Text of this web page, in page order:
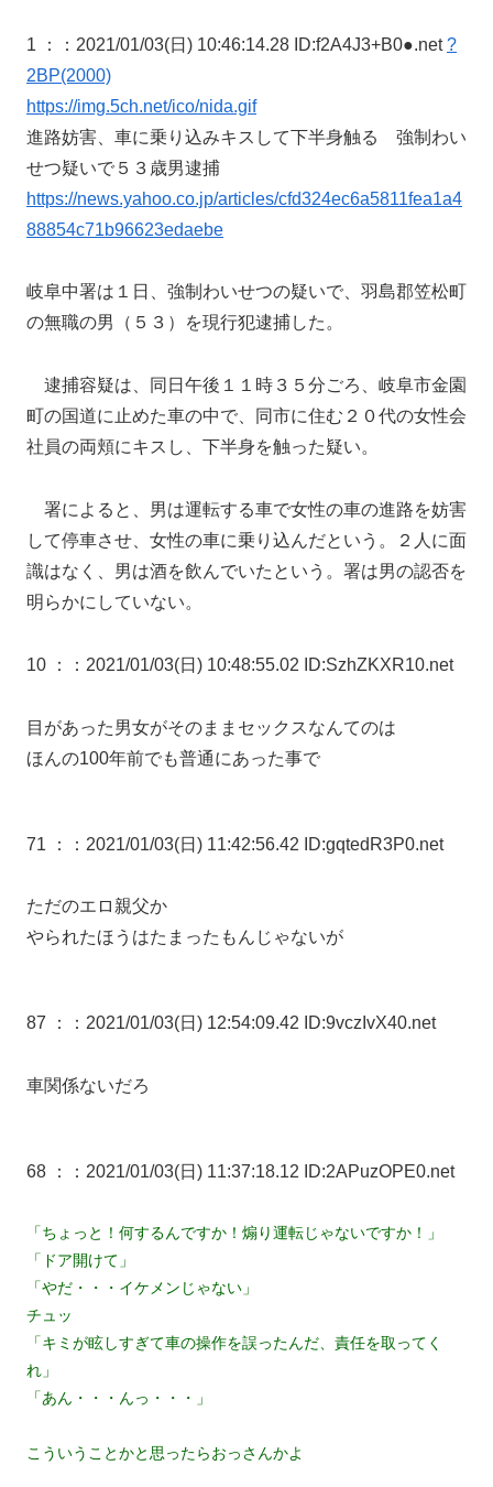
1 ： ：2021/01/03(日) 10:46:14.28 ID:f2A4J3+B0●.net?
2BP(2000)
https://img.5ch.net/ico/nida.gif
進路妨害、車に乗り込みキスして下半身触る 強制わい
せつ疑いで５３歳男逮捕
https://news.yahoo.co.jp/articles/cfd324ec6a5811fea1a4
88854c71b96623edaebe
岐阜中署は１日、強制わいせつの疑いで、羽島郡笠松町
の無職の男（５３）を現行犯逮捕した。
逮捕容疑は、同日午後１１時３５分ごろ、岐阜市金園
町の国道に止めた車の中で、同市に住む２０代の女性会
社員の両頬にキスし、下半身を触った疑い。
署によると、男は運転する車で女性の車の進路を妨害
して停車させ、女性の車に乗り込んだという。２人に面
識はなく、男は酒を飲んでいたという。署は男の認否を
明らかにしていない。
10 ： ：2021/01/03(日) 10:48:55.02 ID:SzhZKXR10.net
目があった男女がそのままセックスなんてのは
ほんの100年前でも普通にあった事で
71 ： ：2021/01/03(日) 11:42:56.42 ID:gqtedR3P0.net
ただのエロ親父か
やられたほうはたまったもんじゃないが
87 ： ：2021/01/03(日) 12:54:09.42 ID:9vczIvX40.net
車関係ないだろ
68 ： ：2021/01/03(日) 11:37:18.12 ID:2APuzOPE0.net
「ちょっと！何するんですか！煽り運転じゃないですか！」
「ドア開けて」
「やだ・・・イケメンじゃない」
チュッ
「キミが眩しすぎて車の操作を誤ったんだ、責任を取ってく
れ」
「あん・・・んっ・・・」
こういうことかと思ったらおっさんかよ